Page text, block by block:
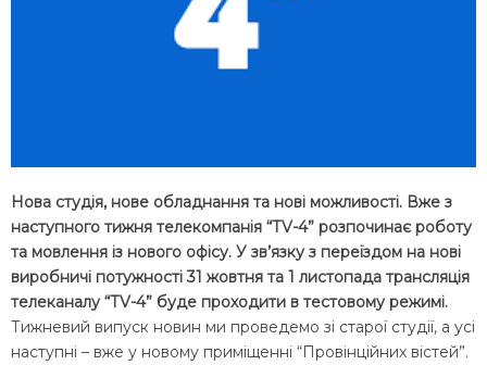
Нова студія, нове обладнання та нові можливості. Вже з
наступного тижня телекомпанія “ТV-4” розпочинає роботу
та мовлення із нового офісу. У зв’язку з переїздом на нові
виробничі потужності 31 жовтня та 1 листопада трансляція
телеканалу “ТV-4” буде проходити в тестовому режимі.
Тижневий випуск новин ми проведемо зі старої студії, а усі
наступні – вже у новому приміщенні “Провінційних вістей”.